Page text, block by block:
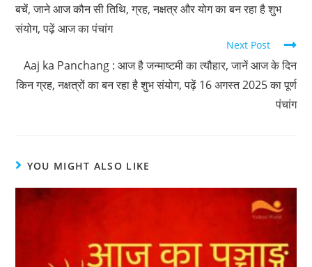
बचें, जाने आज कौन सी तिथि, ग्रह, नक्षत्र और योग का बन रहा है शुभ
संयोग, पढ़ें आज का पंचांग
Next Post
Aaj ka Panchang : आज है जन्माष्टमी का त्यौहार, जानें आज के दिन
किन ग्रह, नक्षत्रों का बन रहा है शुभ संयोग, पढ़ें 16 अगस्त 2025 का पूर्ण
पंचांग
YOU MIGHT ALSO LIKE